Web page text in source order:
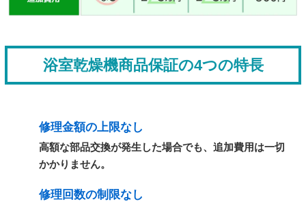
浴室乾燥機商品保証の4つの特長
修理金額の上限なし
高額な部品交換が発生した場合でも、追加費用は一切
かかりません。
修理回数の制限なし